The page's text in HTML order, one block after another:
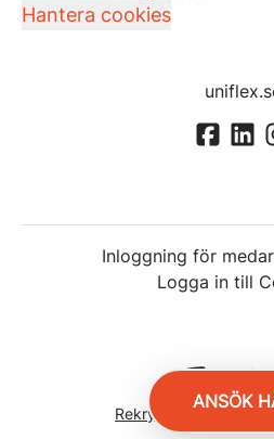
ANSÖK
Hantera cookies
Inloggning för
Logga in till
Rekryteringsverktyg